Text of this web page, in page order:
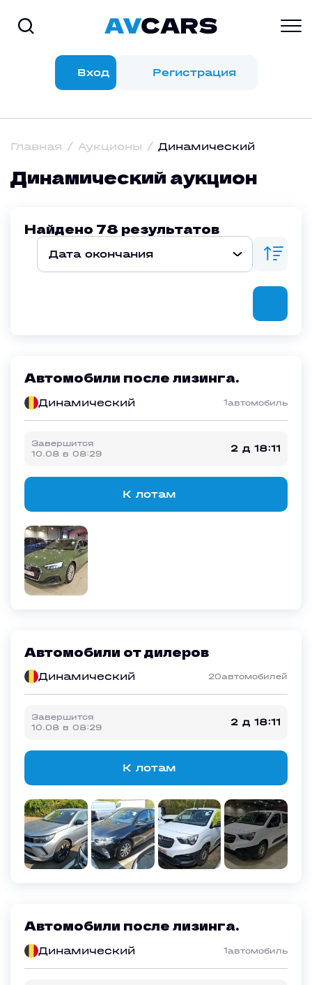
Вход Регистрация
Главная Аукционы Динамический
Динамический аукцион
Найдено 78 результатов
Дата окончания
Автомобили после лизинга.
Динамический 1автомобиль
Завершится
10.08 в 08:29 2 д 18:11
К лотам
Автомобили от дилеров
Динамический 20автомобилей
Завершится
10.08 в 08:29 2 д 18:11
К лотам
Автомобили после лизинга.
Динамический 1автомобиль